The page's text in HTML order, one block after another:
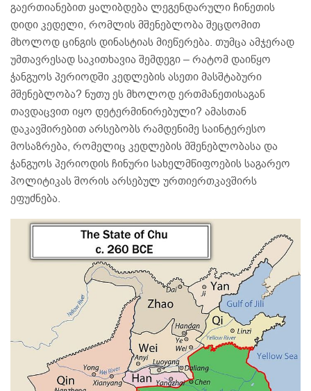
გაერთიანებით ყალიბდება ლეგენდარული ჩინეთის
დიდი კედელი, რომლის მშენებლობა შეცდომით
მხოლოდ ცინგის დინასტიას მიეწერება. თუმცა ამჯერად
უმთავრესად საკითხავია შემდეგი – რატომ დაიწყო
ჭანგუოს პერიოდში კედლების ასეთი მასშტაბური
მშენებლობა? ნუთუ ეს მხოლოდ ერთმანეთისაგან
თავდაცვით იყო დეტერმინირებული? ამასთან
დაკავშირებით არსებობს რამდენიმე საინტერესო
მოსაზრება, რომელიც კედლების მშენებლობასა და
ჭანგუოს პერიოდის ჩინური სახელმწიფოების საგარეო
პოლიტიკას შორის არსებულ ურთიერთკავშირს
ეფუძნება.